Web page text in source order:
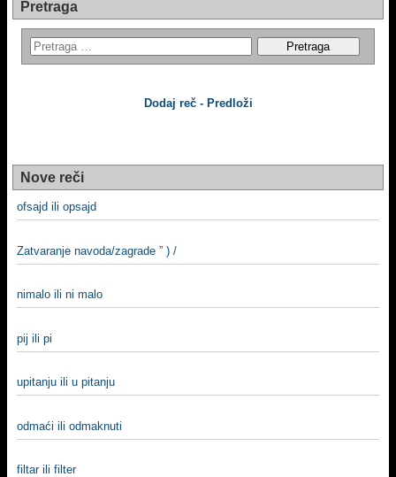
Pretraga
Dodaj reč - Predloži
Nove reči
ofsajd ili opsajd
Zatvaranje navoda/zagrade ” ) /
nimalo ili ni malo
pij ili pi
upitanju ili u pitanju
odmaći ili odmaknuti
filtar ili filter